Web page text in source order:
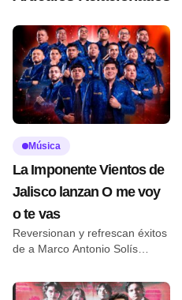
Música
La Imponente Vientos de
Jalisco lanzan O me voy
o te vas
Reversionan y refrescan éxitos
de a Marco Antonio Solís
fotos cortesía La agrupación
originaria de Guadalajara